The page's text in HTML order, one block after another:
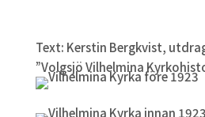
Text: Kerstin Bergkvist,
”Volgsjö Vilhelmina